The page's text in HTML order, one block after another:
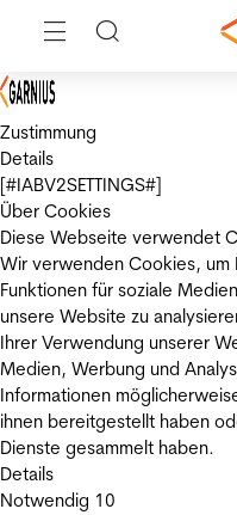
Zustimmung
Details
[#IABV2SETTINGS#]
Über Cookies
Diese Webseite verwendet
Wir verwenden Cookies, um
Funktionen für soziale
unsere Website zu
Ihrer Verwendung unserer
Medien, Werbung und
Informationen
ihnen bereitgestellt haben
Dienste gesammelt haben.
Details
Notwendig 10